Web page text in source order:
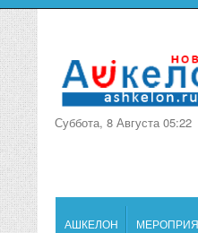
Суббота, 8 Августа 05:22
АШКЕЛОН